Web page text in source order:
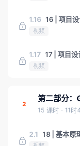
1.16 16 | 项目
视频
1.17 17 | 项目
视频
2
第二部分：
15 课时 · 11时
2.1 18 | 基本原